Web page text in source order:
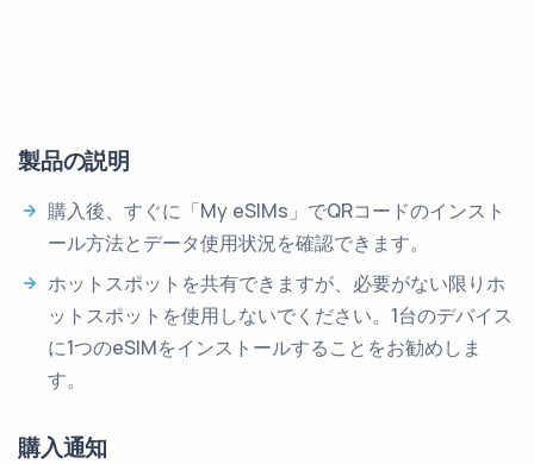
製品の説明
購入後、すぐに「My eSIMs」でQRコードのインスト
ール方法とデータ使用状況を確認できます。
ホットスポットを共有できますが、必要がない限りホ
ットスポットを使用しないでください。1台のデバイス
に1つのeSIMをインストールすることをお勧めしま
す。
購入通知